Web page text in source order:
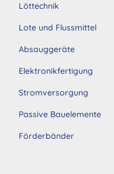
Löttechnik
Lote und Flussmittel
Absauggeräte
Elektronikfertigung
Stromversorgung
Passive Bauelemente
Förderbänder